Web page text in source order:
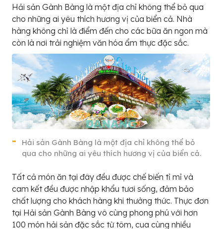
Hải sản Gành Bàng là một địa chỉ không thể bỏ qua
cho những ai yêu thích hương vị của biển cả. Nhà
hàng không chỉ là điểm đến cho các bữa ăn ngon mà
còn là nơi trải nghiệm văn hóa ẩm thực đặc sắc.
Hải sản Gành Bàng là một địa chỉ không thể bỏ
qua cho những ai yêu thích hương vị của biển cả.
Tất cả món ăn tại đây đều được chế biến tỉ mỉ và
cam kết đều được nhập khẩu tươi sống, đảm bảo
chất lượng cho khách hàng khi thưởng thức. Thực đơn
tại Hải sản Gành Bàng vô cùng phong phú với hơn
100 món hải sản đặc sắc từ tôm, cua cùng nhiều